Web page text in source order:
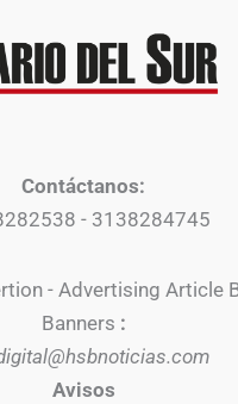
Contáctanos:
- 3138284745
- Advertising Article
Banners :
Avisos